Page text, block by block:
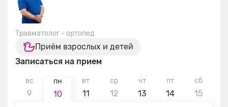
Травматолог - ортопед
Приём взрослых и детей
Записаться на прием
вс
9
пн
10
вт
11
ср
12
чт
13
пт
14
сб
15